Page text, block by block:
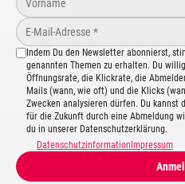
Indem Du den Newsletter abonnierst,
genannten Themen zu erhalten. Du
Öffnungsrate, die Klickrate, die
Mails (wann, wie oft) und die Klicks
Zwecken analysieren dürfen. Du
für die Zukunft durch eine Abmeldung
du in unserer Datenschutzerklärung.
Datenschutzinformation Impressum